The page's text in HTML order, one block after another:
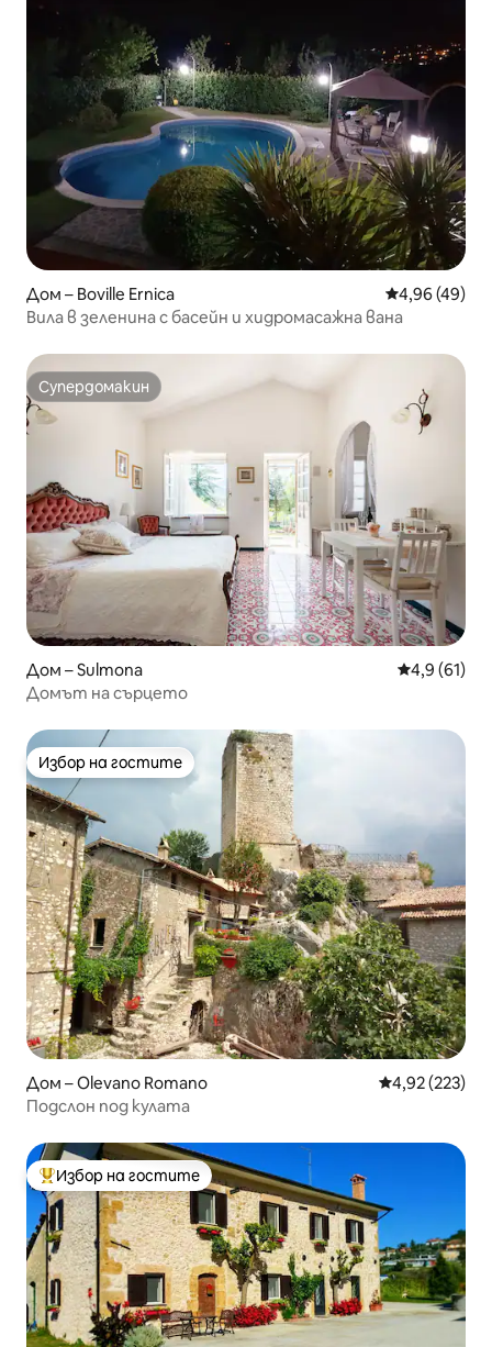
Дом – Boville Ernica Средна
4,96 (49)
Вила в зеленина с басейн и хидромасажна вана
Супердомакин
Супердомакин
Дом – Sulmona Средна
4,9 (61)
Домът на сърцето
Избор на гостите
Избор на гостите
Дом – Olevano Romano Средна
4,92 (223)
Подслон под кулата
Най-популярен избор на гостите
Избор на гостите